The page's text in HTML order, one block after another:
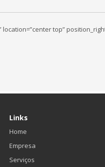
top”
Links
Home
Empresa
Serviços